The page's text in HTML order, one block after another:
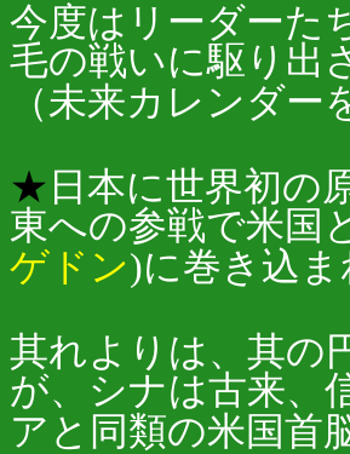
今度はリーダーた
毛の戦いに駆り出
（未来カレンダー
★ 日本に世界初の
東への参戦で米国
ゲドン)に巻き込
其れよりは、其の
が、シナは古来、
アと同類の米国首